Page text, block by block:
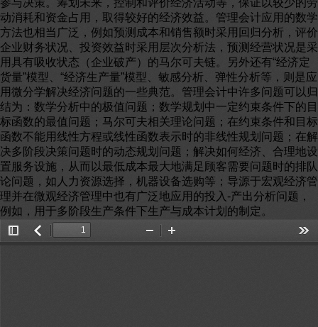
参与决策。筹划未来，控制和评价经济活动等，保证以较少的劳
动消耗和资金占用，取得较好的经济效益。管理会计应用的数学
方法也相当广泛，例如预测成本和销售额时采用回归分析，评价
企业财务状况、投资效益时采用层次分析法，预测经营状况是采
用具有吸收状态（企业破产）的马尔可夫链。另外还有“经济定
货量”模型、“经济生产量”模型、敏感分析、弹性分析等，则是应
用微分学解决经济问题的一些典范。管理会计中许多问题可以归
结为：数学分析中的极值问题；数学规划中一定约束条件下的目
标函数的最值问题；马尔可夫相关理论问题；在约束条件和目标
函数不能用线性方程或线性函数表示时的非线性规划问题；在解
决多阶段决策问题时的动态规划问题；解决如何经济、合理地设
置服务设施，从而以最低成本最大地满足顾客需要问题时的排队
论问题，如人力资源选择，机器设备选购等；导源于宏观经济管
理并在微观经济管理中也有广泛地应用的投入-产出分析问题，
例如，用于多阶段生产条件下生产与成本计划的制定。
Toggle返
Zoom